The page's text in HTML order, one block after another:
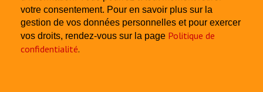
votre consentement. Pour en savoir plus sur la
gestion de vos données personnelles et pour exercer
vos droits, rendez-vous sur la page Politique de
confidentialité.